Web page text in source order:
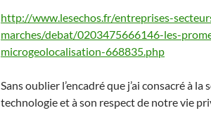
http://www.lesechos.fr/entreprises-
marches/debat/0203475666146-les-
microgeolocalisation-668835.php
Sans oublier l’encadré que j’ai consacré à
technologie et à son respect de notre vie